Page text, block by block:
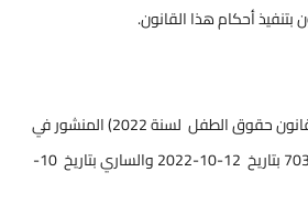
بتنفيذ أحكام هذا القانون.
قانون رقم 17 لسنة 2022 (قانون حقوق الطفل لسنة 2022) المنشور في
العدد 5820 على الصفحة 7039 بتاريخ 12-10-2022 والساري بتاريخ 10-